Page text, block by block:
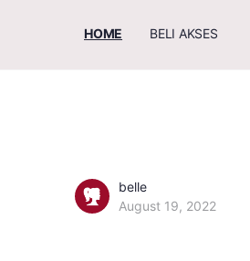
HOME BELI AKSES
belle
August 19, 2022